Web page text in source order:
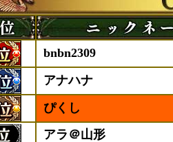
bnbn2309
アナハナ
ぴくし
アラ＠山形